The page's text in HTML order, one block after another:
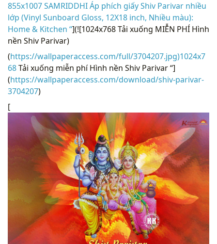
855x1007 SAMRIDDHI Áp phích giấy Shiv Parivar nhiều
lớp (Vinyl Sunboard Gloss, 12X18 inch, Nhiều màu):
Home & Kitchen “](![1024x768 Tải xuống MIỄN PHÍ Hình
nền Shiv Parivar)
(https://wallpaperaccess.com/full/3704207.jpg)1024x7
68Tải xuống miễn phí Hình nền Shiv Parivar “]
(https://wallpaperaccess.com/download/shiv-parivar-
3704207)
[